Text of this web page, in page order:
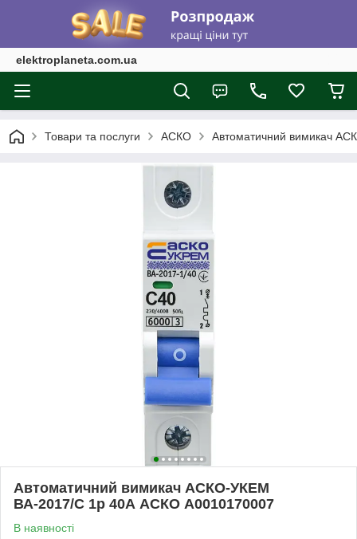
elektroplaneta.com.ua
Товари та послуги АСКО Автоматичний вимикач
Автоматичний вимикач АСКО-УКЕМ
ВА-2017/C 1р 40А АСКО A0010170007
В наявності